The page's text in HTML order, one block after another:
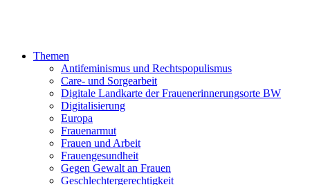
Themen
Antifeminismus und Rechtspopulismus
Care- und Sorgearbeit
Digitale Landkarte der Frauenerinnerungsorte BW
Digitalisierung
Europa
Frauenarmut
Frauen und Arbeit
Frauengesundheit
Gegen Gewalt an Frauen
Geschlechtergerechtigkeit